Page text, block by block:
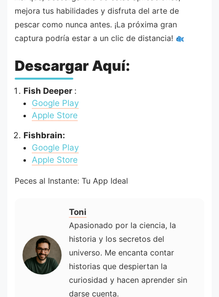
mejora tus habilidades y disfruta del arte de
pescar como nunca antes. ¡La próxima gran
captura podría estar a un clic de distancia!
Descargar Aquí:
Fish Deeper :
Google Play
Apple Store
Fishbrain:
Google Play
Apple Store
Peces al Instante: Tu App Ideal
Toni
Apasionado por la ciencia, la
historia y los secretos del
universo. Me encanta contar
historias que despiertan la
curiosidad y hacen aprender sin
darse cuenta.